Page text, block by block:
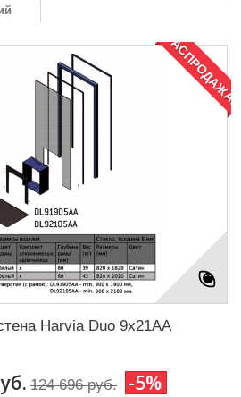
РАСПРОДАЖА!
Harvia Duo 9х21АА
124 696 руб. -5%